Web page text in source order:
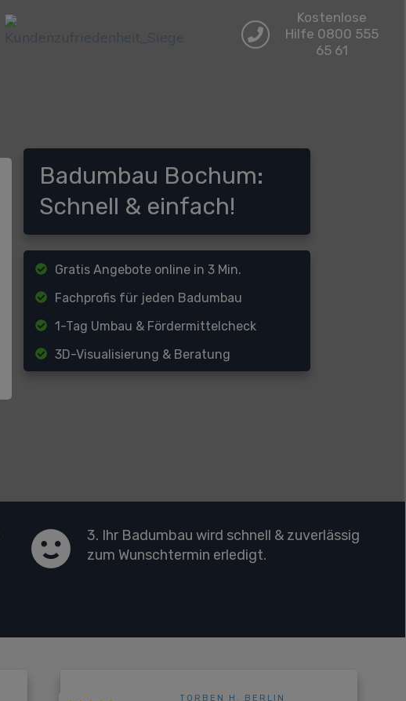
Kostenlose
Hilfe 0800 555
65 61
Badumbau Bochum:
Schnell & einfach!
Gratis Angebote online in 3 Min.
Fachprofis für jeden Badumbau
1-Tag Umbau & Fördermittelcheck
3D-Visualisierung & Beratung
3. Ihr Badumbau wird schnell & zuverlässig
zum Wunschtermin erledigt.
TORBEN H. BERLIN